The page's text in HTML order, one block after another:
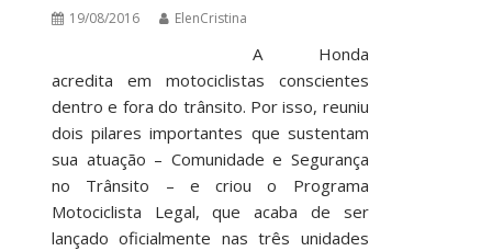
19/08/2016 ElenCristina
A Honda
acredita em motociclistas conscientes
dentro e fora do trânsito. Por isso, reuniu
dois pilares importantes que sustentam
sua atuação – Comunidade e Segurança
no Trânsito – e criou o Programa
Motociclista Legal, que acaba de ser
lançado oficialmente nas três unidades